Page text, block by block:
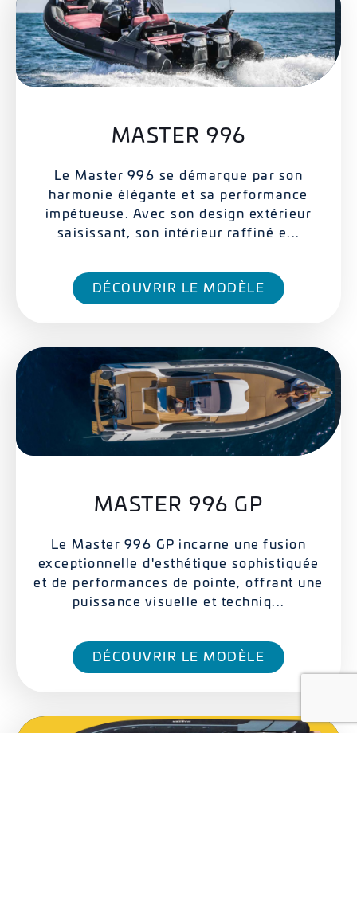
MASTER 996
Le Master 996 se démarque par son
harmonie élégante et sa performance
impétueuse. Avec son design extérieur
saisissant, son intérieur raffiné e...
DÉCOUVRIR LE MODÈLE
MASTER 996 GP
Le Master 996 GP incarne une fusion
exceptionnelle d'esthétique sophistiquée
et de performances de pointe, offrant une
puissance visuelle et techniq...
DÉCOUVRIR LE MODÈLE